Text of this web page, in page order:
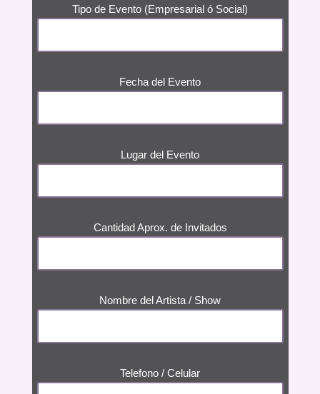
Tipo de Evento (Empresarial ó Social)
Fecha del Evento
Lugar del Evento
Cantidad Aprox. de Invitados
Nombre del Artista / Show
Telefono / Celular